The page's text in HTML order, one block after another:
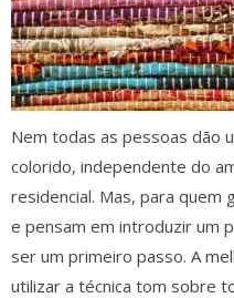
Nem todas as pessoas dão
colorido, independente do
residencial. Mas, para
e pensam em introduzir um
ser um primeiro passo. A
utilizar a técnica tom sobre